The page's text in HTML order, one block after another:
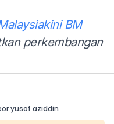
BM
perkembangan
yusof aziddin